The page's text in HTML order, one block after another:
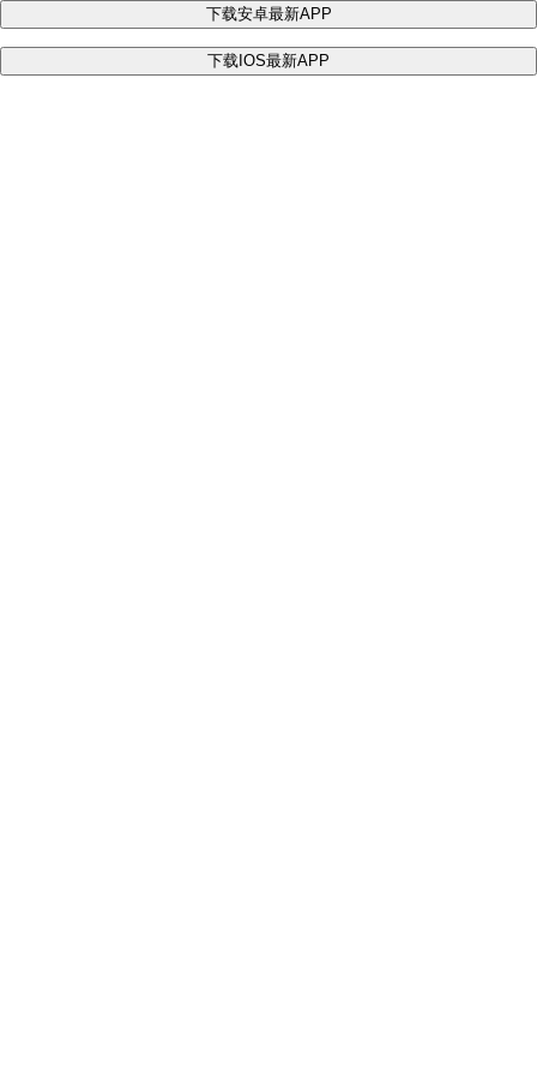
下载安卓最新APP
下载IOS最新APP